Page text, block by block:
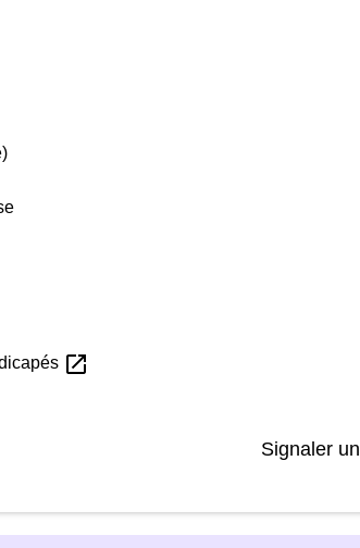
open_in_new
Signaler